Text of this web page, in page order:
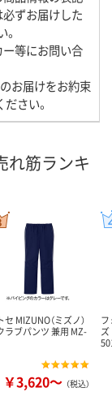
ずお届けした
ー等にお問い合
のお届けをお約束
さい。
れ筋ランキ
セ MIZUNO（ミズノ）
ラブパンツ 兼用 MZ-
￥3,620～ （税込）